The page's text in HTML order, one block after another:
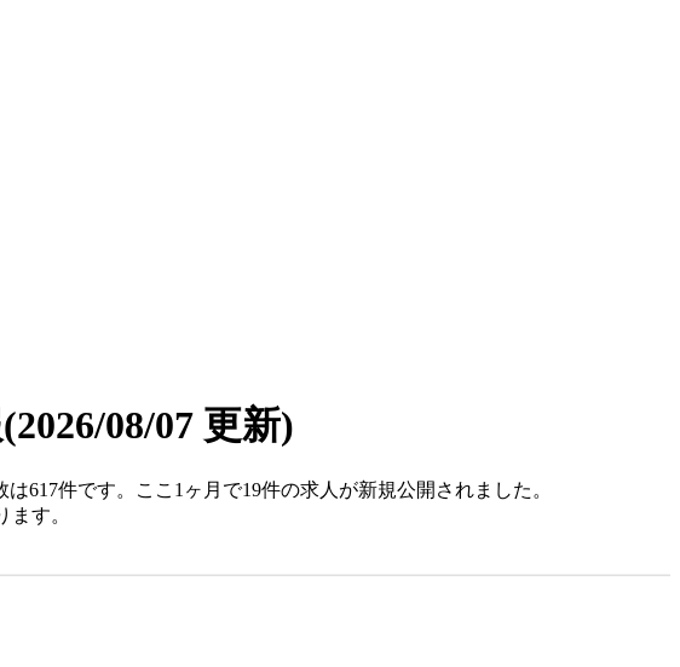
(2026/08/07 更新)
617件です。ここ1ヶ月で19件の求人が新規公開されました。
す。